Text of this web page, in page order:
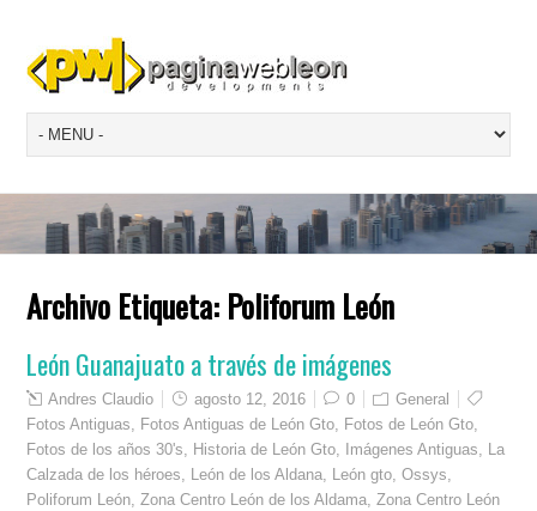
Archivo Etiqueta: Poliforum León
León Guanajuato a través de imágenes
Andres Claudio agosto 12, 2016 0
General
Fotos Antiguas
Fotos Antiguas de León Gto Fotos de León Gto
Fotos de los años 30's
Historia de León Gto Imágenes Antiguas
La
Calzada de los héroes
León de los Aldana León gto ,Ossys
Poliforum León Zona Centro León de los Aldama Zona Centro León